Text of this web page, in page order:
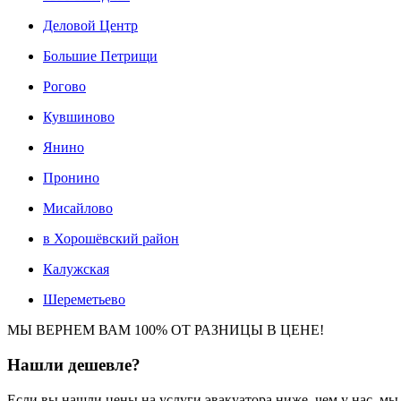
Деловой Центр
Большие Петрищи
Рогово
Кувшиново
Янино
Пронино
Мисайлово
в Хорошёвский район
Калужская
Шереметьево
МЫ ВЕРНЕМ ВАМ 100% ОТ РАЗНИЦЫ В ЦЕНЕ!
Нашли дешевле?